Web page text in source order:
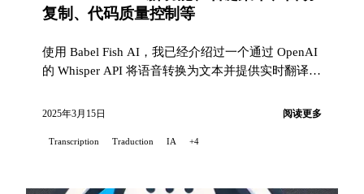
复制、代码质量控制等
使用 Babel Fish AI，我已经介绍过一个通过 OpenAI
的 Whisper API 将语音转换为文本并提供实时翻译的
2025年3月15日 阅读更多
Transcription Traduction IA +4